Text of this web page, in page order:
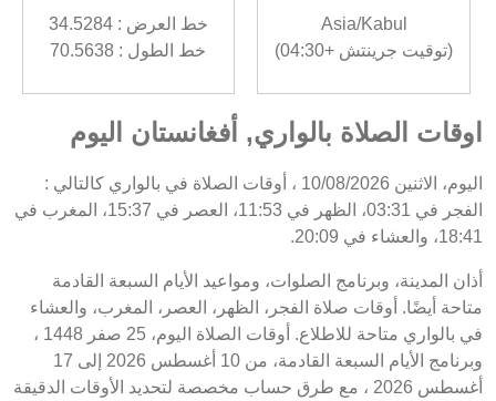
Asia/Kabul
(توقيت جرينتش +04:30)
خط العرض : 34.5284
خط الطول : 70.5638
اوقات الصلاة بالواري, أفغانستان اليوم
اليوم، الاثنين 10/08/2026 ، أوقات الصلاة في بالواري كالتالي :
الفجر في 03:31، الظهر في 11:53، العصر في 15:37، المغرب في
18:41، والعشاء في 20:09.
أذان المدينة، وبرنامج الصلوات، ومواعيد الأيام السبعة القادمة
متاحة أيضًا. أوقات صلاة الفجر، الظهر، العصر، المغرب، والعشاء
في بالواري متاحة للاطلاع. أوقات الصلاة اليوم، 25 صفر 1448 ،
وبرنامج الأيام السبعة القادمة، من 10 أغسطس 2026 إلى 17
أغسطس 2026 ، مع طرق حساب مخصصة لتحديد الأوقات الدقيقة